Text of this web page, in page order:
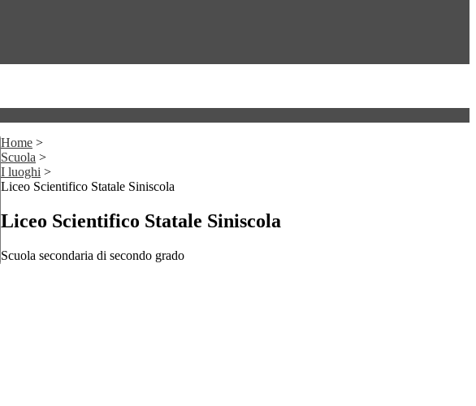
Home >
Scuola >
I luoghi >
Liceo Scientifico Statale Siniscola
Liceo Scientifico Statale Siniscola
Scuola secondaria di secondo grado